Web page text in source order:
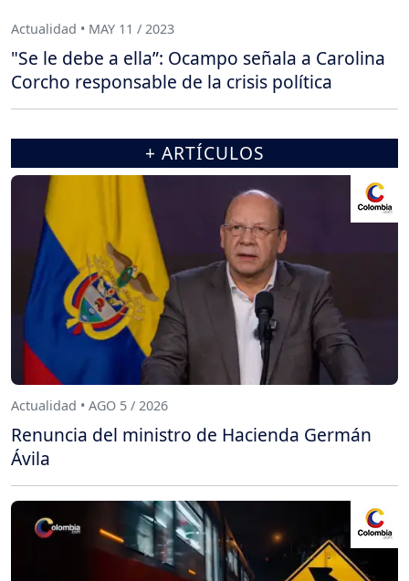
Actualidad • MAY 11 / 2023
"Se le debe a ella”: Ocampo señala a Carolina
Corcho responsable de la crisis política
+ ARTÍCULOS
Actualidad • AGO 5 / 2026
Renuncia del ministro de Hacienda Germán
Ávila